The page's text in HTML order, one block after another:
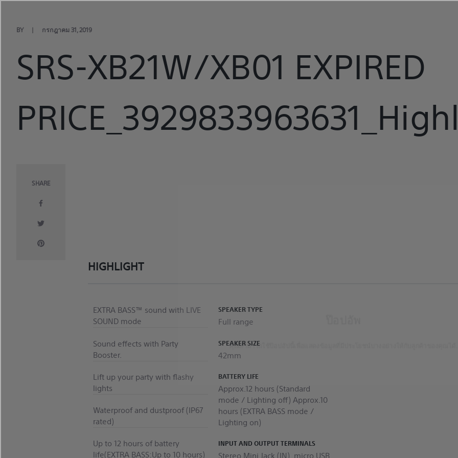
content
คุณสามารถใช้ป๊อปอัปนี้เพื่อแสดงข้อมูลที่มีประโยชน์บางอย่างให้กับลูกค้าของคุณได้.
BY กรกฎาคม 31, 2019
SRS-XB21W/XB01 EXPIRED
SHARE
HIGHLIGHT
EXTRA BASS™ sound with LIVE
SOUND mode
Sound effects with Party
Booster.
Lift up your party with flashy
lights
Waterproof and dustproof (IP67
rated)
Up to 12 hours of battery
life(EXTRA BASS:Up to 10 hours)
SPEAKER TYPE
Full range
SPEAKER SIZE
42mm
BATTERY LIFE
Approx.12 hours (Standard
mode / Lighting off) Approx.10
hours (EXTRA BASS mode /
Lighting on)
INPUT AND OUTPUT TERMINALS
Stereo Mini Jack (IN) ,micro USB